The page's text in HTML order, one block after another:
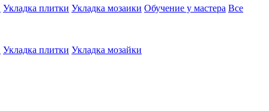
Укладка плитки Укладка мозаики Обучение у мастера Все
Укладка плитки Укладка мозайки